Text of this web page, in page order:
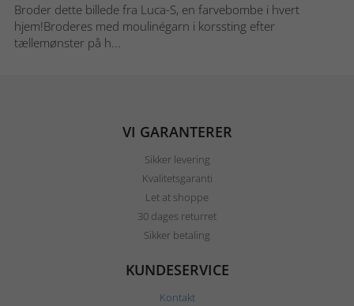
Broder dette billede fra Luca-S, en farvebombe i hvert
hjem!Broderes med moulinégarn i korssting efter
tællemønster på h...
VI GARANTERER
Sikker levering
Kvalitetsgaranti
Let at shoppe
30 dages returret
Sikker betaling
KUNDESERVICE
Kontakt